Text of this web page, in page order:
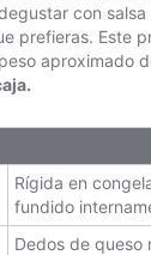
con
prefieras. Este
aproximado
Rígida en
fundido
Dedos de queso